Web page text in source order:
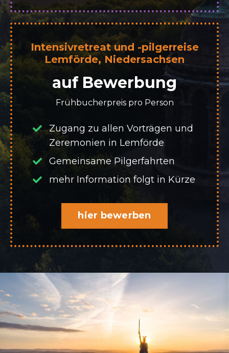
Intensivretreat und -pilgerreise
Lemförde, Niedersachsen
auf Bewerbung
Frühbucherpreis pro Person
Zugang zu allen Vorträgen und
Zeremonien in Lemförde
Gemeinsame Pilgerfahrten
mehr Information folgt in Kürze
hier bewerben